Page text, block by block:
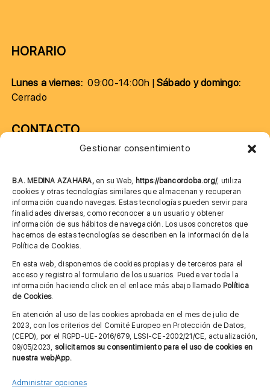
Gestionar consentimiento
B.A. MEDINA AZAHARA, en su Web, https://bancordoba.org/, utiliza
cookies y otras tecnologías similares que almacenan y recuperan
información cuando navegas. Estas tecnologías pueden servir para
finalidades diversas, como reconocer a un usuario y obtener
información de sus hábitos de navegación. Los usos concretos que
hacemos de estas tecnologías se describen en la información de la
Política de Cookies.
En esta web, disponemos de cookies propias y de terceros para el
acceso y registro al formulario de los usuarios. Puede ver toda la
información haciendo click en el enlace más abajo llamado Política
de Cookies.
En atención al uso de las cookies aprobada en el mes de julio de
2023, con los criterios del Comité Europeo en Protección de Datos,
(CEPD), por el RGPD-UE-2016/679, LSSI-CE-2002/21/CE, actualización,
09/05/2023, solicitamos su consentimiento para el uso de cookies en
nuestra web/App.
Administrar opciones
HORARIO
Lunes a viernes:09:00-14:00h |Sábado y domingo:
Cerrado
CONTACTO
685 901 226
MÁS INFORMACIÓN
Aviso legal
Política de privacidad
Cita previa FAGA